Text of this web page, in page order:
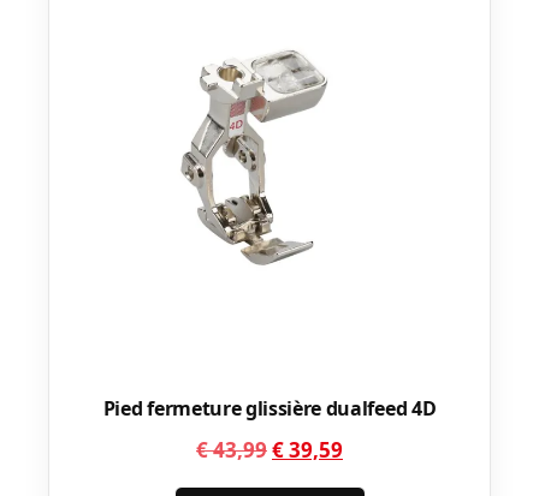
Pied fermeture glissière dualfeed 4D
€43,99Le
prix
€39,59
prix